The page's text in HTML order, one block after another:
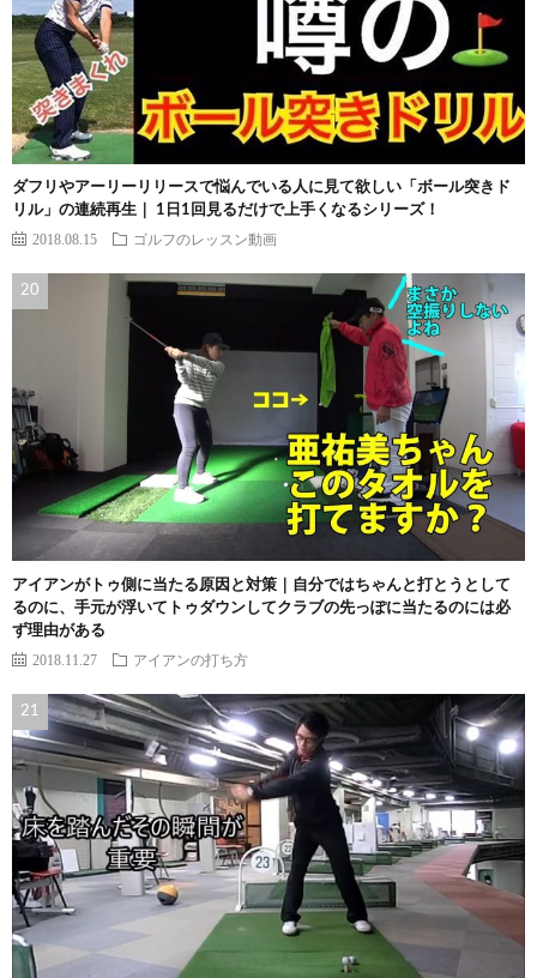
ダフリやアーリーリリースで悩んでいる人に見て欲しい「ボール突きド
リル」の連続再生｜ 1日1回見るだけで上手くなるシリーズ！
2018.08.15 ゴルフのレッスン動画
アイアンがトゥ側に当たる原因と対策｜自分ではちゃんと打とうとして
るのに、手元が浮いてトゥダウンしてクラブの先っぽに当たるのには必
ず理由がある
2018.11.27 アイアンの打ち方